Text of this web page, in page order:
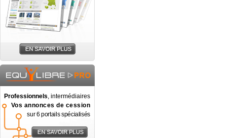
Professionnels, intermédiaires
Vos annonces de cession
sur 6 portails spécialisés